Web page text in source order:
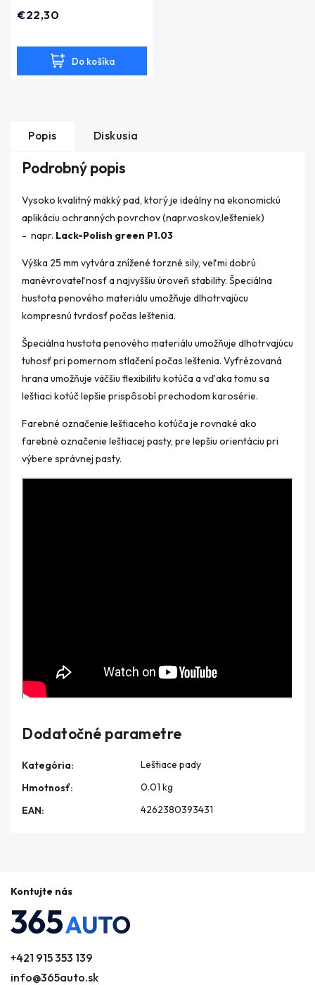
€22,30
Do košíka
Popis Diskusia
Podrobný popis
Vysoko kvalitný mäkký pad, ktorý je ideálny na ekonomickú
aplikáciu ochranných povrchov (napr.voskov,lešteniek)
- napr. Lack-Polish green P1.03
Výška 25 mm vytvára znížené torzné sily, veľmi dobrú
manévrovateľnosť a najvyššiu úroveň stability. Špeciálna
hustota penového materiálu umožňuje dlhotrvajúcu
kompresnú tvrdosť počas leštenia.
Špeciálna hustota penového materiálu umožňuje dlhotrvajúcu
tuhosť pri pomernom stlačení počas leštenia. Vyfrézovaná
hrana umožňuje väčšiu flexibilitu kotúča a vďaka tomu sa
leštiaci kotúč lepšie prispôsobí prechodom karosérie.
Farebné označenie leštiaceho kotúča je rovnaké ako
farebné označenie leštiacej pasty, pre lepšiu orientáciu pri
výbere správnej pasty.
Dodatočné parametre
Kategória:
Leštiace pady
Hmotnosť:
0.01 kg
EAN: 4262380393431
Kontujte nás
+421 915 353 139
info@365auto.sk